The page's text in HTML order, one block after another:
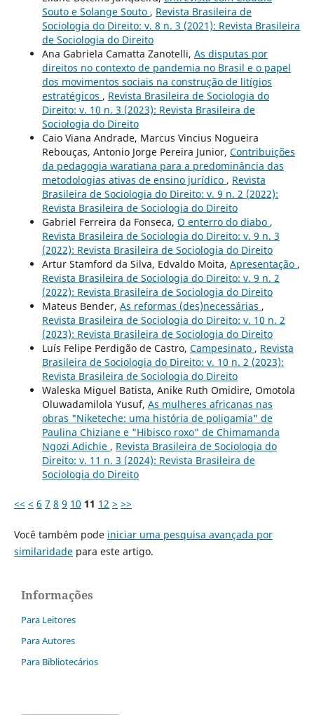
Souto e Solange Souto , Revista Brasileira de
Sociologia do Direito: v. 8 n. 3 (2021): Revista Brasileira
de Sociologia do Direito
Ana Gabriela Camatta Zanotelli, As disputas por
direitos no contexto de pandemia no Brasil e o papel
dos movimentos sociais na construção de litígios
estratégicos , Revista Brasileira de Sociologia do
Direito: v. 10 n. 3 (2023): Revista Brasileira de
Sociologia do Direito
Caio Viana Andrade, Marcus Vincius Nogueira
Rebouças, Antonio Jorge Pereira Junior, Contribuições
da pedagogia waratiana para a predominância das
metodologias ativas de ensino jurídico , Revista
Brasileira de Sociologia do Direito: v. 9 n. 2 (2022):
Revista Brasileira de Sociologia do Direito
Gabriel Ferreira da Fonseca, O enterro do diabo ,
Revista Brasileira de Sociologia do Direito: v. 9 n. 3
(2022): Revista Brasileira de Sociologia do Direito
Artur Stamford da Silva, Edvaldo Moita, Apresentação ,
Revista Brasileira de Sociologia do Direito: v. 9 n. 2
(2022): Revista Brasileira de Sociologia do Direito
Mateus Bender, As reformas (des)necessárias ,
Revista Brasileira de Sociologia do Direito: v. 10 n. 2
(2023): Revista Brasileira de Sociologia do Direito
Luís Felipe Perdigão de Castro, Campesinato , Revista
Brasileira de Sociologia do Direito: v. 10 n. 2 (2023):
Revista Brasileira de Sociologia do Direito
Waleska Miguel Batista, Anike Ruth Omidire, Omotola
Oluwadamilola Yusuf, As mulheres africanas nas
obras "Niketeche: uma história de poligamia" de
Paulina Chiziane e "Hibisco roxo" de Chimamanda
Ngozi Adichie , Revista Brasileira de Sociologia do
Direito: v. 11 n. 3 (2024): Revista Brasileira de
Sociologia do Direito
<< < 6 7 8 9 10 11 12 > >>
Você também pode iniciar uma pesquisa avançada por
similaridadepara este artigo.
Informações
Para Leitores
Para Autores
Para Bibliotecários